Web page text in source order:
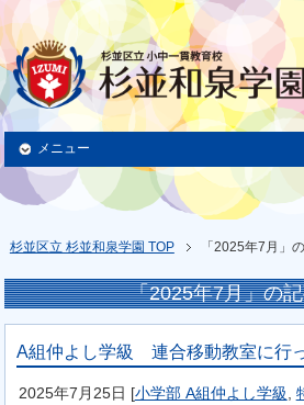
メニュー
杉並区立 杉並和泉学園 TOP 「2025年7月」
「2025年7月」の
A組仲よし学級 連合移動教室に行
2025年7月25日 [小学部 A組仲よし学級